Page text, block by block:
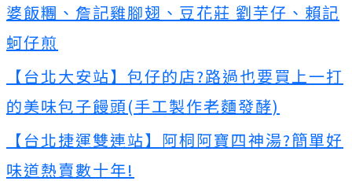
婆飯糰、詹記雞腳翅、豆花莊 劉芋仔、賴記
蚵仔煎
【台北大安站】包仔的店?路過也要買上一打
的美味包子饅頭(手工製作老麵發酵)
【台北捷運雙連站】阿桐阿寶四神湯?簡單好
味道熱賣數十年!